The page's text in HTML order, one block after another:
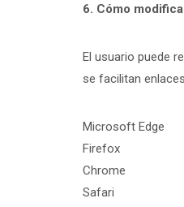
6. Cómo
El usuario puede
se facilitan
Microsoft Edge
Firefox
Chrome
Safari